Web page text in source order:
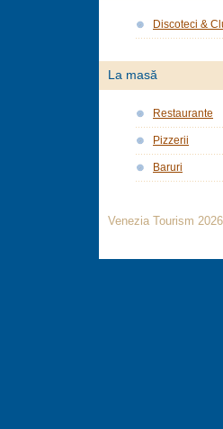
Discoteci &
La masă
Restaurante
Pizzerii
Baruri
Venezia Tourism